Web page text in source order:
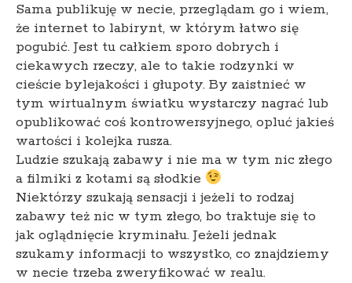
Sama publikuję w necie, przeglądam go i wiem,
że internet to labirynt, w którym łatwo się
pogubić. Jest tu całkiem sporo dobrych i
ciekawych rzeczy, ale to takie rodzynki w
cieście bylejakości i głupoty. By zaistnieć w
tym wirtualnym światku wystarczy nagrać lub
opublikować coś kontrowersyjnego, opluć jakieś
wartości i kolejka rusza.
Ludzie szukają zabawy i nie ma w tym nic złego
a filmiki z kotami są słodkie
Niektórzy szukają sensacji i jeżeli to rodzaj
zabawy też nic w tym złego, bo traktuje się to
jak oglądnięcie kryminału. Jeżeli jednak
szukamy informacji to wszystko, co znajdziemy
w necie trzeba zweryfikować w realu.